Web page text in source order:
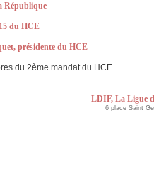
République
du HCE
présidente du HCE
du 2ème mandat du HCE
LDIF, La Ligue
6 place Saint